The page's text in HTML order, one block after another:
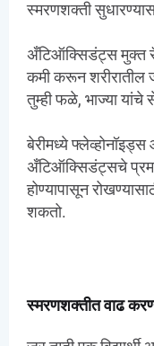
स्मरणशक्ती
अँटिऑक्सिडंट्स मुक्त
कमी करून
तुम्ही फळे, भाज्या
बेरीमध्ये
अँटिऑक्सिडंट्सचे
होण्यापासून
शकतो.
स्मरणशक्तीत वाढ